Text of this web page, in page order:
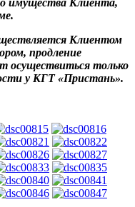
Клиентом
продление
осуществиться только
у КГТ «Пристань».